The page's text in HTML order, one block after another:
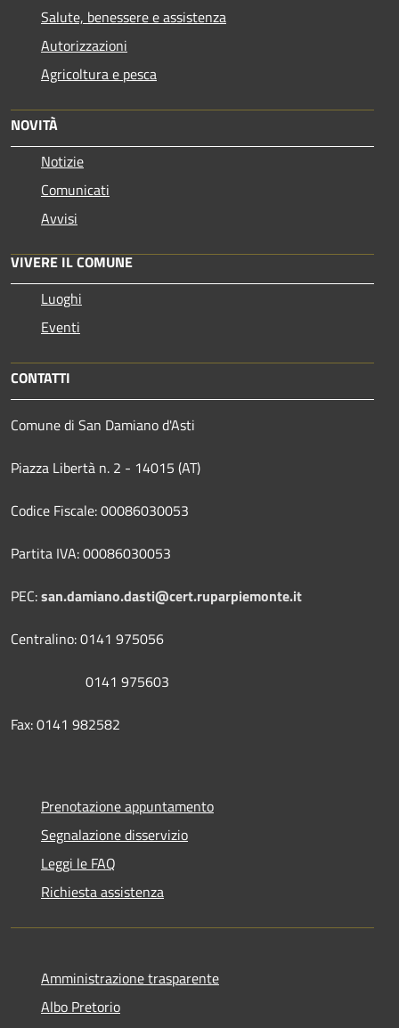
Salute, benessere e assistenza
Autorizzazioni
Agricoltura e pesca
NOVITÀ
Notizie
Comunicati
Avvisi
VIVERE IL COMUNE
Luoghi
Eventi
CONTATTI
Comune di San Damiano d'Asti
Piazza Libertà n. 2 - 14015 (AT)
Codice Fiscale: 00086030053
Partita IVA: 00086030053
PEC:san.damiano.dasti@cert.ruparpiemonte.it
Centralino: 0141 975056
0141 975603
Fax: 0141 982582
Prenotazione appuntamento
Segnalazione disservizio
Leggi le FAQ
Richiesta assistenza
Amministrazione trasparente
Albo Pretorio